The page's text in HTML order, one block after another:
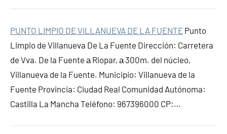
PUNTO LIMPIO DE VILLANUEVA DE LA FUENTE Punto
Limpio de Villanueva De La Fuente Dirección: Carretera
de Vva. De la Fuente а Riopar, а 300m. del núcleo,
Villanueva de la Fuente. Municipio: Villanueva de la
Fuente Provincia: Ciudad Real Comunidad Autónoma:
Castilla La Mancha Teléfono: 967396000 CP:…